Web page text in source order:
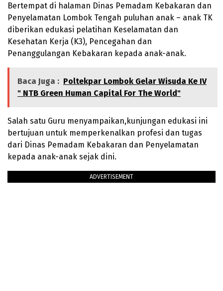
Bertempat di halaman Dinas Pemadam Kebakaran dan
Penyelamatan Lombok Tengah puluhan anak – anak TK
diberikan edukasi pelatihan Keselamatan dan
Kesehatan Kerja (K3), Pencegahan dan
Penanggulangan Kebakaran kepada anak-anak.
Baca Juga : Poltekpar Lombok Gelar Wisuda Ke IV
" NTB Green Human Capital For The World"
Salah satu Guru menyampaikan,kunjungan edukasi ini
bertujuan untuk memperkenalkan profesi dan tugas
dari Dinas Pemadam Kebakaran dan Penyelamatan
kepada anak-anak sejak dini.
ADVERTISEMENT